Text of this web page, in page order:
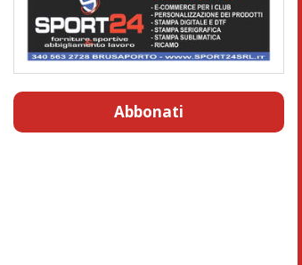
Abbonati